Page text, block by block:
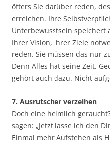
öfters Sie darüber reden,
erreichen. Ihre
Unterbewusstsein speichert
Ihrer Vision, Ihrer Ziele
reden. Sie müssen das nur
Denn Alles hat seine Zeit.
gehört auch dazu. Nicht
7. Ausrutscher verzeihen
Doch eine heimlich
sagen: „Jetzt lasse ich den
Einmal mehr Aufstehen als